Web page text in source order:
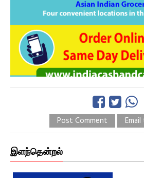
Post Comment
இளந்தென்றல்